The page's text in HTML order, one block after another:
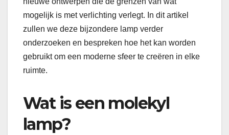
mogelijk is met verlichting verlegt. In dit artikel
zullen we deze bijzondere lamp verder
onderzoeken en bespreken hoe het kan worden
gebruikt om een moderne sfeer te creëren in elke
ruimte.
Wat is een molekyl
lamp?